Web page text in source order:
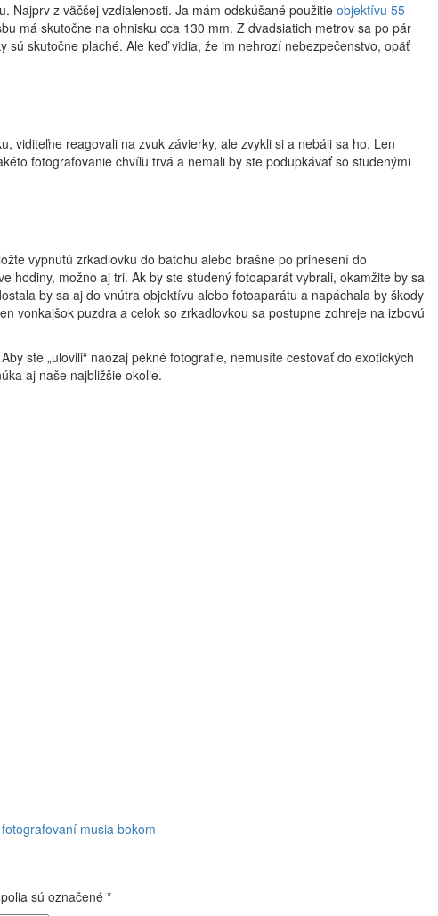
Najprv z väčšej vzdialenosti. Ja mám odskúšané použitie objektívu 55-
má skutočne na ohnisku cca 130 mm. Z dvadsiatich metrov sa po pár
skutočne plaché. Ale keď vidia, že im nehrozí nebezpečenstvo, opäť
viditeľne reagovali na zvuk závierky, ale zvykli si a nebáli sa ho. Len
fotografovanie chvíľu trvá a nemali by ste podupkávať so studenými
vypnutú zrkadlovku do batohu alebo brašne po prinesení do
hodiny, možno aj tri. Ak by ste studený fotoaparát vybrali, okamžite by sa
by sa aj do vnútra objektívu alebo fotoaparátu a napáchala by škody
vonkajšok puzdra a celok so zrkadlovkou sa postupne zohreje na izbovú
ste „ulovili“ naozaj pekné fotografie, nemusíte cestovať do exotických
aj naše najbližšie okolie.
musia bokom
sú označené *